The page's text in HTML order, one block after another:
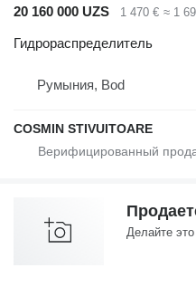
20 160 000 UZS 1 470 € ≈ 1
Гидрораспределитель
Румыния, Bod
COSMIN STIVUITOARE
Делайте